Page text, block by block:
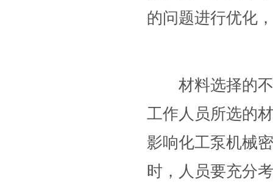
的问题进行优化
材料选择的不
工作人员所选的
影响化工泵机械
时，人员要充分